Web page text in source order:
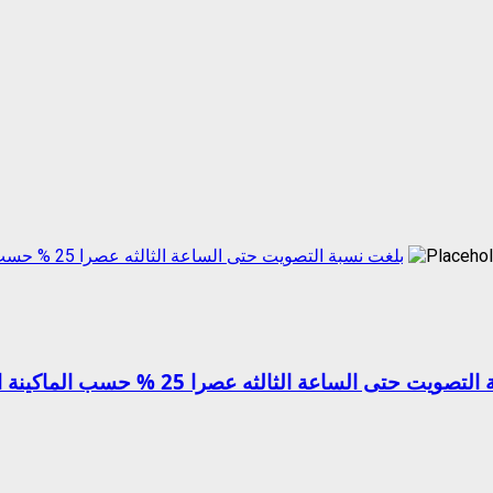
بلغت نسبة التصويت حتى الساعة الثالثه عصرا 25 % حسب الماكينة الانتخابية للائحة ‫#‏القلمون_بلدتي ‬ما مجموعه 1203 اصوات
الثالثه عصرا 25 % حسب الماكينة الانتخابية للائحة ‫#‏القلمون_بلدتي ‬ما مجموعه 1203 اصوات